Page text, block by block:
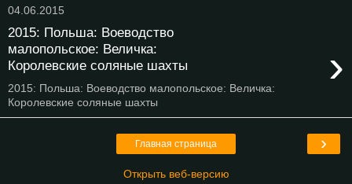
04.06.2015
2015: Польша: Воеводство
малопольское: Величка:
Королевские соляные шахты
›
2015: Польша: Воеводство малопольское: Величка:
Королевские соляные шахты
›
Главная страница
Открыть веб-версию